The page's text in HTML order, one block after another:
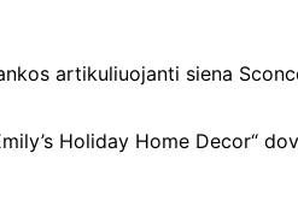
artikuliuojanti siena
Holiday Home Decor“